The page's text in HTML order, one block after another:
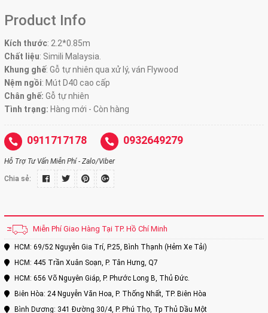
Product Info
Kích thước: 2.2*0.85m
Chất liệu: Simili Malaysia.
Khung ghế: Gỗ tự nhiên qua xử lý, ván Flywood
Nệm ngồi: Mút D40 cao cấp
Chân ghế: Gỗ tự nhiên
Tình trạng: Hàng mới - Còn hàng
0911717178 0932649279
Hỗ Trợ Tư Vấn Miễn Phí - Zalo/Viber
Chia sẻ:
Miễn Phí Giao Hàng Tại TP. Hồ Chí Minh
HCM: 69/52 Nguyễn Gia Trí, P.25, Bình Thạnh (Hẻm Xe Tải)
HCM: 445 Trần Xuân Soạn, P. Tân Hưng, Q7
HCM: 656 Võ Nguyên Giáp, P. Phước Long B, Thủ Đức.
Biên Hòa: 24 Nguyễn Văn Hoa, P. Thống Nhất, TP. Biên Hòa
Bình Dương: 341 Đường 30/4, P. Phú Thọ, Tp Thủ Dầu Một